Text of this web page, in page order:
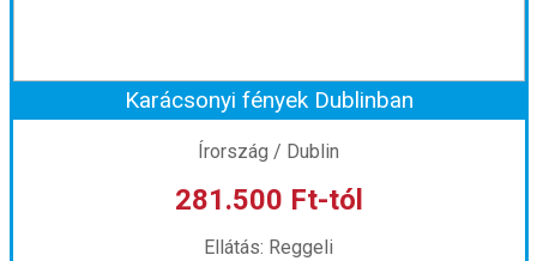
Időpont: 2026-09-20 | 7 éj
már 273.600 Ft-tól
Karácsonyi fények Dublinban
Írország / Dublin
281.500 Ft-tól
Ellátás: Reggeli